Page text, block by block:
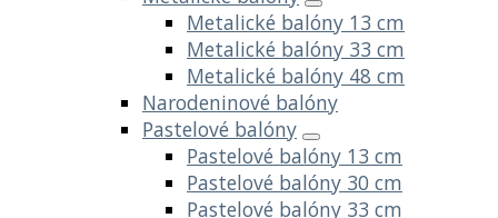
Metalické balóny 13 cm
Metalické balóny 33 cm
Metalické balóny 48 cm
Narodeninové balóny
Pastelové balóny
Pastelové balóny 13 cm
Pastelové balóny 30 cm
Pastelové balóny 33 cm